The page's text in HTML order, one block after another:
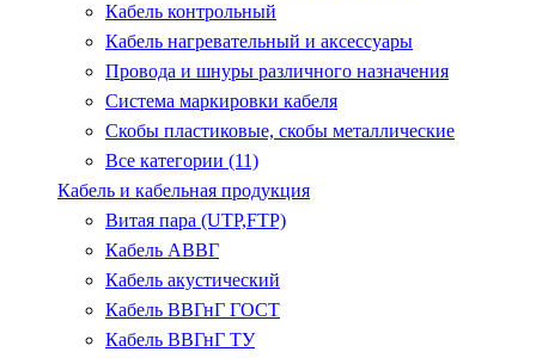
Кабель контрольный
Кабель нагревательный и аксессуары
Провода и шнуры различного назначения
Система маркировки кабеля
Скобы пластиковые, скобы металлические
Все категории (11)
Кабель и кабельная продукция
Витая пара (UTP,FTP)
Кабель АВВГ
Кабель акустический
Кабель ВВГнГ ГОСТ
Кабель ВВГнГ ТУ